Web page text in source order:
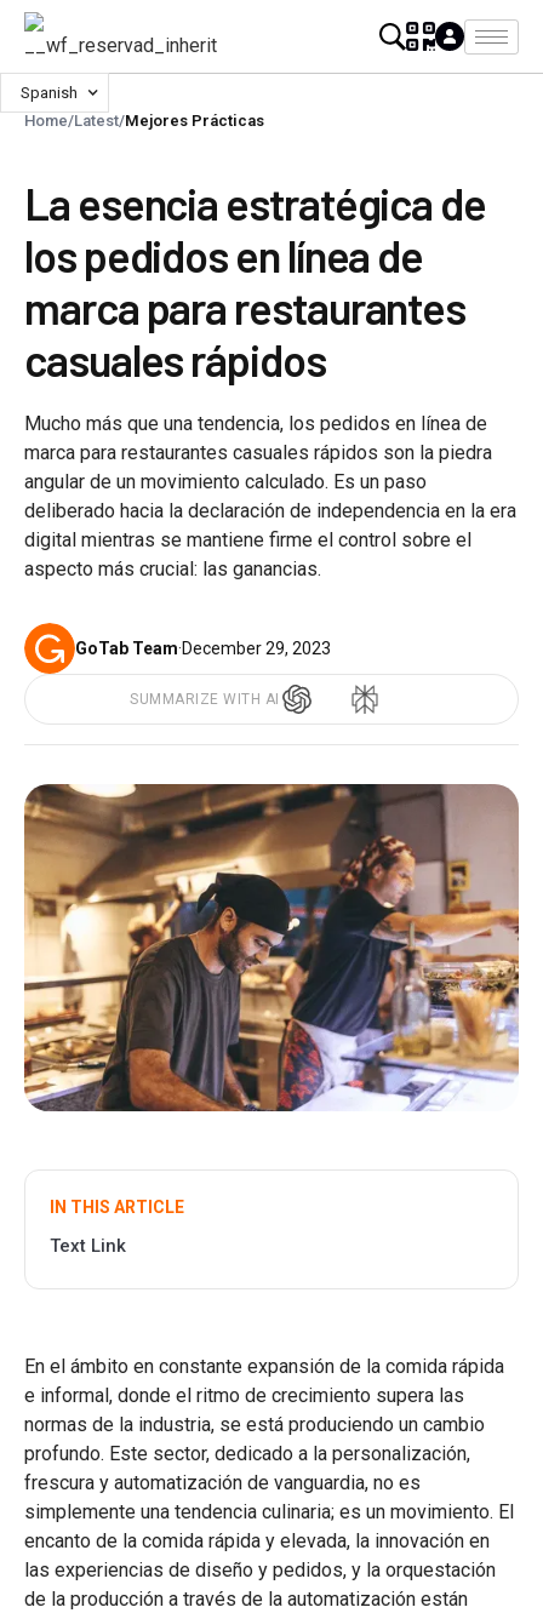
Spanish
Home/Latest/Mejores Prácticas
La esencia estratégica de
los pedidos en línea de
marca para restaurantes
casuales rápidos
Mucho más que una tendencia, los pedidos en línea de
marca para restaurantes casuales rápidos son la piedra
angular de un movimiento calculado. Es un paso
deliberado hacia la declaración de independencia en la era
digital mientras se mantiene firme el control sobre el
aspecto más crucial: las ganancias.
GoTab Team·December 29, 2023
SUMMARIZE WITH AI
IN THIS ARTICLE
Text Link
En el ámbito en constante expansión de la comida rápida
e informal, donde el ritmo de crecimiento supera las
normas de la industria, se está produciendo un cambio
profundo. Este sector, dedicado a la personalización,
frescura y automatización de vanguardia, no es
simplemente una tendencia culinaria; es un movimiento. El
encanto de la comida rápida y elevada, la innovación en
las experiencias de diseño y pedidos, y la orquestación
de la producción a través de la automatización están